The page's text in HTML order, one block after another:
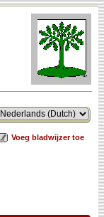
Voeg bladwijzer toe